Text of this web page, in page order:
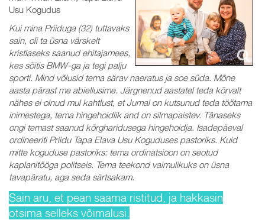
Usu Kogudus
Kui mina Priiduga (32) tuttavaks
sain, oli ta üsna värskelt
kristlaseks saanud ehitajamees,
kes sõitis BMW-ga ja tegi palju
sporti. Mind võlusid tema särav naeratus ja soe süda. Mõne
aasta pärast me abiellusime. Järgnenud aastatel teda kõrvalt
nähes ei olnud mul kahtlust, et Jumal on kutsunud teda töötama
inimestega, tema hingehoidlik and on silmapaistev. Tänaseks
ongi temast saanud kõrgharidusega hingehoidja. Isadepäeval
ordineeriti Priidu Tapa Elava Usu Koguduses pastoriks. Kuid
mitte koguduse pastoriks: tema ordinatsioon on seotud
kaplanitööga politseis. Tema teekond vaimulikuks on üsna
tavapäratu, aga seda särtsakam.
Sain aru, et pean saama ristitud, ja hakkasin
otsima selleks võimalusi.